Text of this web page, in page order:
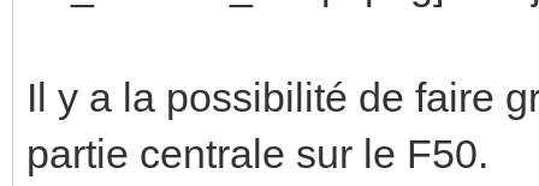
Il y a la possibilité de faire
partie centrale sur le F50.